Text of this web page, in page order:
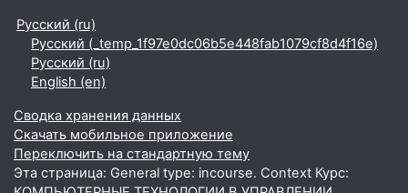
Русский ‎(ru)‎
Русский ‎(_temp_1f97e0dc06b5e448fab1079cf8d4f16e)‎
Русский ‎(ru)‎
English ‎(en)‎
Сводка хранения данных
Скачать мобильное приложение
Переключить на стандартную тему
Эта страница: General type: incourse. Context Курс: